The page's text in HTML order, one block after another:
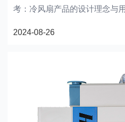
考：冷风扇产品的设计理念与
了怎样的体验？让我们一起深入
2024-08-26